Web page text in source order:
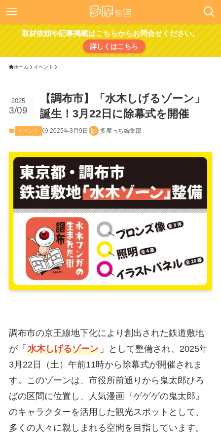
取材依頼や記事掲載はこちらからお問合せください。
詳しくはこちら
ホーム イベント
【調布市】「水木しげるゾーン」
誕生！3月22日に除幕式を開催
2025
3/09
イベント 2025年3月9日 多摩っち編集部
調布市の京王線地下化により創出された鉄道敷地
が「 水木しげるゾーン」として整備され、2025年
3月22日（土）午前11時から除幕式が開催されま
す。このゾーンは、市役所前通りから鬼太郎ひろ
ばの区間に位置し、人気漫画『ゲゲゲの鬼太郎』
のキャラクターを活用した観光スポットとして、
多くの人々に親しまれる空間を目指しています。